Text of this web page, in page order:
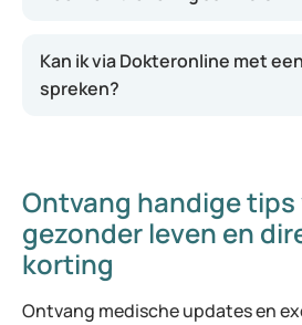
Kan ik via Dokteronline met
spreken?
Ontvang handige tips
gezonder leven en
korting
Ontvang medische updates en